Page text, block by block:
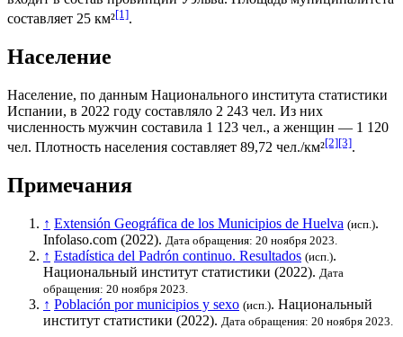
составляет 25 км²[1].
Население
Население, по данным Национального института статистики
Испании, в 2022 году составляло 2 243 чел. Из них
численность мужчин составила 1 123 чел., а женщин — 1 120
чел. Плотность населения составляет 89,72 чел./км²[2][3].
Примечания
↑ Extensión Geográfica de los Municipios de Huelva (исп.).
Infolaso.com (2022). Дата обращения: 20 ноября 2023.
↑ Estadística del Padrón continuo. Resultados (исп.).
Национальный институт статистики (2022). Дата
обращения: 20 ноября 2023.
↑ Población por municipios y sexo (исп.). Национальный
институт статистики (2022). Дата обращения: 20 ноября 2023.